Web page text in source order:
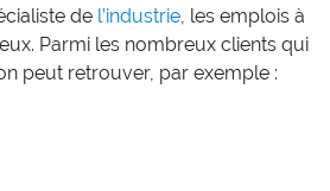
de l’industrie , les emplois à
Parmi les nombreux clients qui
peut retrouver, par exemple :